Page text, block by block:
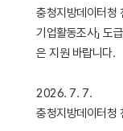
충청지방데이터청
기업활동조사」 도
은 지원 바랍니다.
2026. 7. 7.
충청지방데이터청